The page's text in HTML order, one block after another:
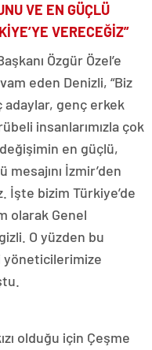
VE EN GÜÇLÜ
VERECEĞİZ”
Özgür Özel’e
eden Denizli, “Biz
adaylar, genç erkek
insanlarımızla çok
en güçlü,
İzmir’den
İşte bizim Türkiye’de
olarak Genel
O yüzden bu
yöneticilerimize
olduğu için Çeşme